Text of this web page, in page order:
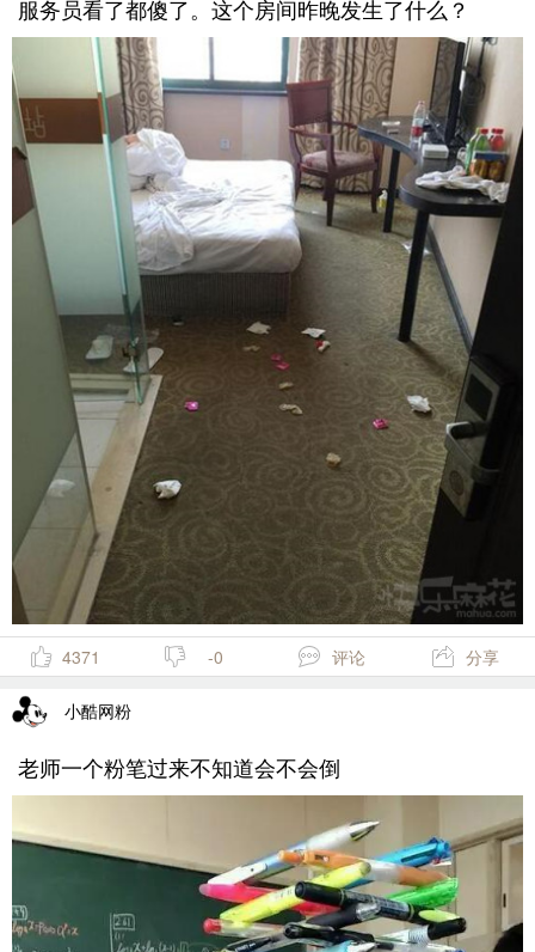
服务员看了都傻了。这个房间昨晚发生了什么？
4371 -0 评论 分享
小酷网粉
老师一个粉笔过来不知道会不会倒